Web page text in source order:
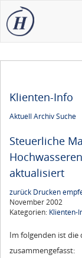
Klienten-Info
Aktuell ArchivSuche
Steuerliche
aktualisiert
zurück Drucken
November 2002
Kategorien: Klienten-
Im folgenden ist die
zusammengefasst: